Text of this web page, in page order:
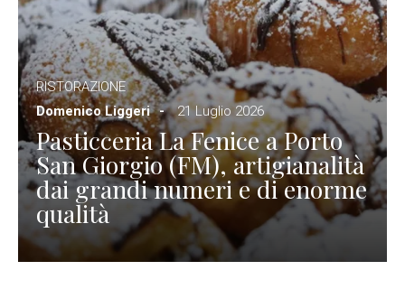
RISTORAZIONE
Domenico Liggeri
21 Luglio 2026
Pasticceria La Fenice a Porto
San Giorgio (FM), artigianalità
dai grandi numeri e di enorme
qualità